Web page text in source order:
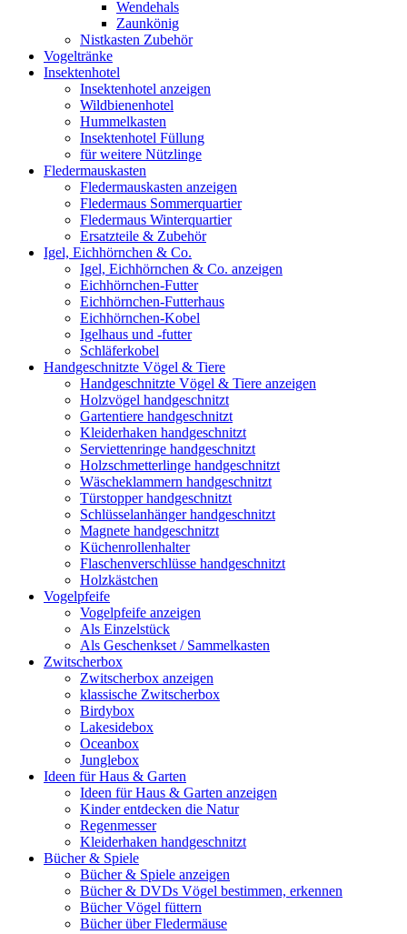
Wendehals
Zaunkönig
Nistkasten Zubehör
Vogeltränke
Insektenhotel
Insektenhotel anzeigen
Wildbienenhotel
Hummelkasten
Insektenhotel Füllung
für weitere Nützlinge
Fledermauskasten
Fledermauskasten anzeigen
Fledermaus Sommerquartier
Fledermaus Winterquartier
Ersatzteile & Zubehör
Igel, Eichhörnchen & Co.
Igel, Eichhörnchen & Co. anzeigen
Eichhörnchen-Futter
Eichhörnchen-Futterhaus
Eichhörnchen-Kobel
Igelhaus und -futter
Schläferkobel
Handgeschnitzte Vögel & Tiere
Handgeschnitzte Vögel & Tiere anzeigen
Holzvögel handgeschnitzt
Gartentiere handgeschnitzt
Kleiderhaken handgeschnitzt
Serviettenringe handgeschnitzt
Holzschmetterlinge handgeschnitzt
Wäscheklammern handgeschnitzt
Türstopper handgeschnitzt
Schlüsselanhänger handgeschnitzt
Magnete handgeschnitzt
Küchenrollenhalter
Flaschenverschlüsse handgeschnitzt
Holzkästchen
Vogelpfeife
Vogelpfeife anzeigen
Als Einzelstück
Als Geschenkset / Sammelkasten
Zwitscherbox
Zwitscherbox anzeigen
klassische Zwitscherbox
Birdybox
Lakesidebox
Oceanbox
Junglebox
Ideen für Haus & Garten
Ideen für Haus & Garten anzeigen
Kinder entdecken die Natur
Regenmesser
Kleiderhaken handgeschnitzt
Bücher & Spiele
Bücher & Spiele anzeigen
Bücher & DVDs Vögel bestimmen, erkennen
Bücher Vögel füttern
Bücher über Fledermäuse